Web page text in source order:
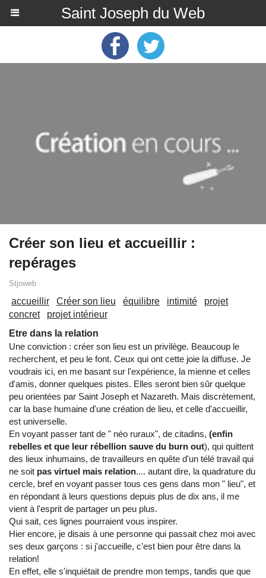
Saint Joseph du Web
Créer son lieu et accueillir :
repérages
Stjoweb
accueillir Créer son lieu équilibre intimité
projet
concret
projet intérieur
Etre dans la relation
Une conviction : créer son lieu est un privilège. Beaucoup le
recherchent, et peu le font. Ceux qui ont cette joie la diffuse. Je
voudrais ici, en me basant sur l'expérience, la mienne et celles
d'amis, donner quelques pistes. Elles seront bien sûr quelque
peu orientées par Saint Joseph et Nazareth. Mais discrètement,
car la base humaine d'une création de lieu, et celle d'accueillir,
est universelle.
En voyant passer tant de " néo ruraux", de citadins, (enfin
rebelles et que leur rébellion sauve du burn out), qui quittent
des lieux inhumains, de travailleurs en quête d'un télé travail qui
ne soit pas virtuel mais relation.... autant dire, la quadrature du
cercle, bref en voyant passer tous ces gens dans mon " lieu", et
en répondant à leurs questions depuis plus de dix ans, il me
vient à l'esprit de partager un peu plus.
Qui sait, ces lignes pourraient vous inspirer.
Hier encore, je disais à une personne qui passait chez moi avec
ses deux garçons : si j'accueille, c'est bien pour être dans la
relation!
En effet, elle s'inquiétait de prendre mon temps, tandis que que